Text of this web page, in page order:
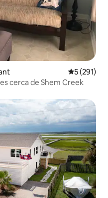
5 (291)
cerca de Shem Creek